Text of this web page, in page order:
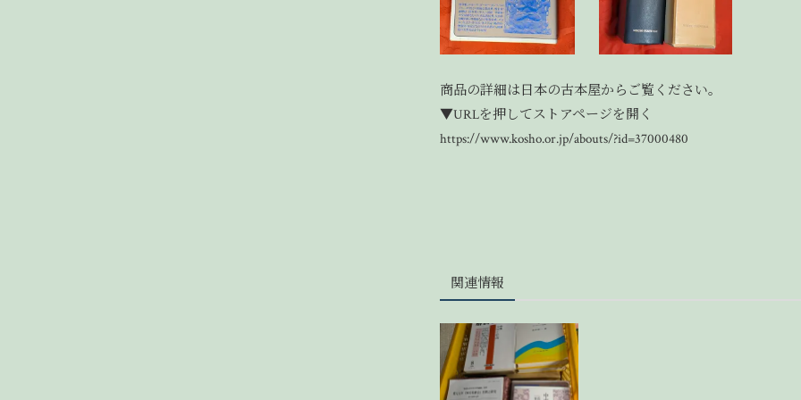
商品の詳細は日本の古本屋からご覧ください。
▼URLを押してストアページを開く
https://www.kosho.or.jp/abouts/?id=37000480
関連情報